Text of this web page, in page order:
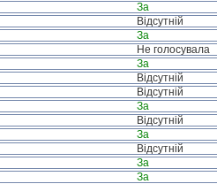
За
Відсутній
За
Не голосувала
За
Відсутній
Відсутній
За
Відсутній
За
Відсутній
За
За